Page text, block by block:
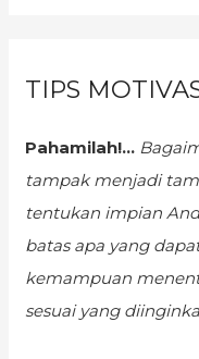
TIPS
Pahamilah!...
tampak menjadi
tentukan impian
batas apa yang
kemampuan
sesuai yang